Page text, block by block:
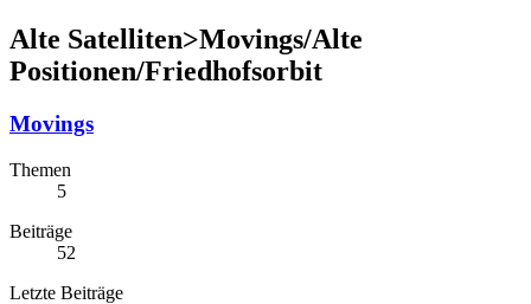
Alte Satelliten>Movings/Alte
Positionen/Friedhofsorbit
Movings
Themen
5
Beiträge
52
Letzte Beiträge